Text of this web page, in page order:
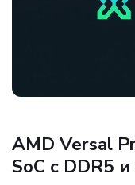
AMD Versal
SoC с DDR5